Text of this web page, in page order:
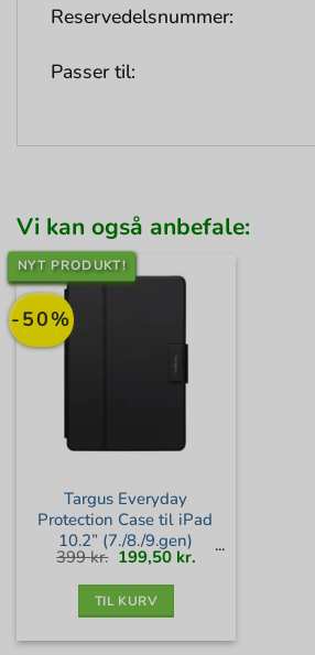
Reservedelsnummer:
Passer til:
Vi kan også anbefale:
-50%
NYT PRODUKT!
Targus Everyday
Protection Case til iPad
10.2” (7./8./9.gen)
399kr. Den
oprindelige
pris
199,50 kr.Den
aktuelle
pris
TIL KURV